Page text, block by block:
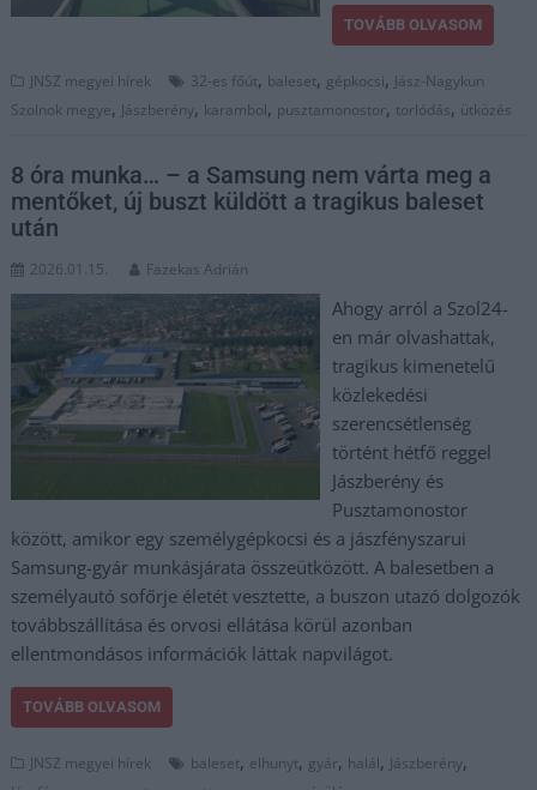
TOVÁBB OLVASOM
JNSZ megyei hírek 32-es főút, baleset, gépkocsi, Jász-Nagykun
Szolnok megye, Jászberény, karambol, pusztamonostor, torlódás, ütközés
8 óra munka… – a Samsung nem várta meg a
mentőket, új buszt küldött a tragikus baleset
után
2026.01.15. Fazekas Adrián
Ahogy arról a Szol24-
en már olvashattak,
tragikus kimenetelű
közlekedési
szerencsétlenség
történt hétfő reggel
Jászberény és
Pusztamonostor
között, amikor egy személygépkocsi és a jászfényszarui
Samsung-gyár munkásjárata összeütközött. A balesetben a
személyautó sofőrje életét vesztette, a buszon utazó dolgozók
továbbszállítása és orvosi ellátása körül azonban
ellentmondásos információk láttak napvilágot.
TOVÁBB OLVASOM
JNSZ megyei hírek baleset, elhunyt, gyár, halál, Jászberény,